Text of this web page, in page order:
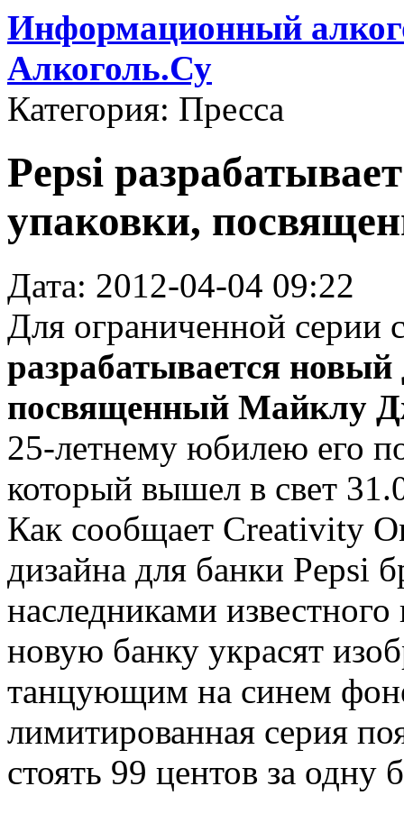
Информационный
Алкоголь.Су
Категория: Пресса
Pepsi
упаковки,
Дата: 2012-04-04 09:22
Для ограниченной серии
разрабатывается
посвященный Майклу
25-летнему юбилею его
который вышел в свет
Как сообщает Creativity
дизайна для банки Pepsi
наследниками
новую банку украсят
танцующим на синем
лимитированная серия
стоять 99 центов за одну